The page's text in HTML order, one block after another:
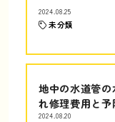
2024.08.25
未分類
地中の水道管の
れ修理費用と予
2024.08.20